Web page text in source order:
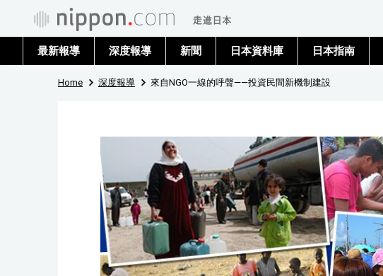
最新報導 深度報導 新聞 日本資料庫 日本指南
Home 深度報導 來自NGO一線的呼聲——投資民間新機制建設